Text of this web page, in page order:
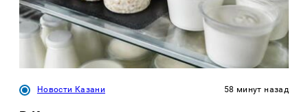
Новости Казани 58 минут назад